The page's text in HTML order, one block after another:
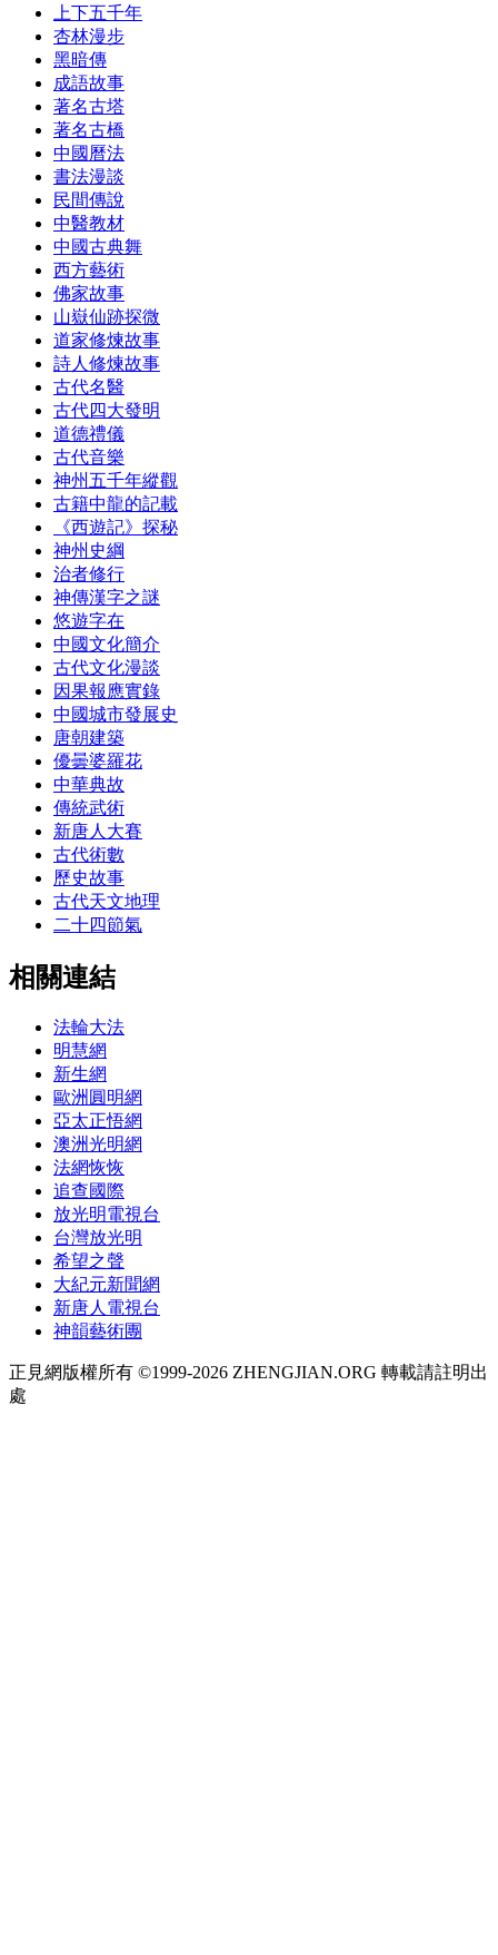
上下五千年
杏林漫步
黑暗傳
成語故事
著名古塔
著名古橋
中國曆法
書法漫談
民間傳說
中醫教材
中國古典舞
西方藝術
佛家故事
山嶽仙跡探微
道家修煉故事
詩人修煉故事
古代名醫
古代四大發明
道德禮儀
古代音樂
神州五千年縱觀
古籍中龍的記載
《西遊記》探秘
神州史綱
治者修行
神傳漢字之謎
悠遊字在
中國文化簡介
古代文化漫談
因果報應實錄
中國城市發展史
唐朝建築
優曇婆羅花
中華典故
傳統武術
新唐人大賽
古代術數
歷史故事
古代天文地理
二十四節氣
相關連結
法輪大法
明慧網
新生網
歐洲圓明網
亞太正悟網
澳洲光明網
法網恢恢
追查國際
放光明電視台
台灣放光明
希望之聲
大紀元新聞網
新唐人電視台
神韻藝術團
正見網版權所有 ©1999-2026 ZHENGJIAN.ORG 轉載請註明出
處